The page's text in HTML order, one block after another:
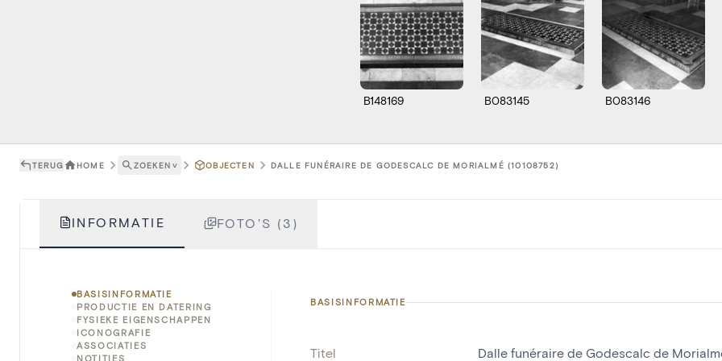
B148169 B083145 B083146
TERUG HOME ZOEKEN ˅ OBJECTEN DALLE FUNÉRAIRE DE GODESCALC DE MORIALMÉ (10108752)
INFORMATIE FOTO'S (3)
BASISINFORMATIE
PRODUCTIE EN DATERING
FYSIEKE EIGENSCHAPPEN
ICONOGRAFIE
ASSOCIATIES
NOTITIES
BASISINFORMATIE
Titel Dalle funéraire de Godescalc de